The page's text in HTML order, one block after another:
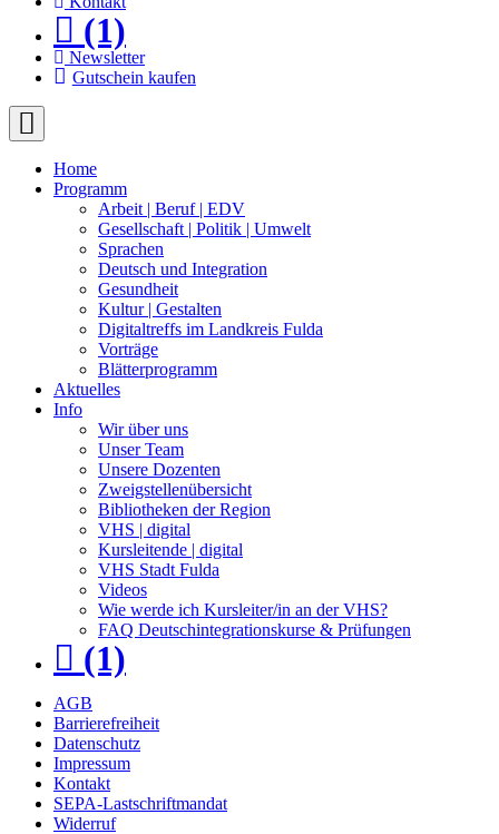
(1)
Newsletter
Gutschein kaufen
Home
Programm
Arbeit | Beruf | EDV
Gesellschaft | Politik | Umwelt
Sprachen
Deutsch und Integration
Gesundheit
Kultur | Gestalten
Digitaltreffs im Landkreis Fulda
Vorträge
Blätterprogramm
Aktuelles
Info
Wir über uns
Unser Team
Unsere Dozenten
Zweigstellenübersicht
Bibliotheken der Region
VHS | digital
Kursleitende | digital
VHS Stadt Fulda
Videos
Wie werde ich Kursleiter/in an der VHS?
FAQ Deutschintegrationskurse & Prüfungen
(1)
AGB
Barrierefreiheit
Datenschutz
Impressum
Kontakt
SEPA-Lastschriftmandat
Widerruf